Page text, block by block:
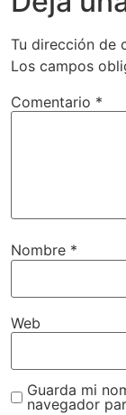
Tu dirección de
Los campos
Comentario *
Nombre *
Web
Guarda mi
navegador